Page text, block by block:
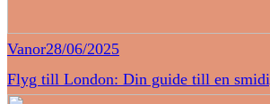
Vanor28/06/2025
Flyg till London: Din guide till en